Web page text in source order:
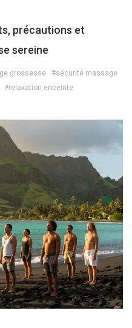
précautions et
sereine
grossesse
#sécurité massage
#relaxation enceinte